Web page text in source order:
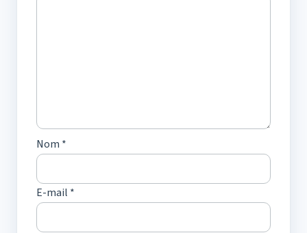
Nom *
E-mail *